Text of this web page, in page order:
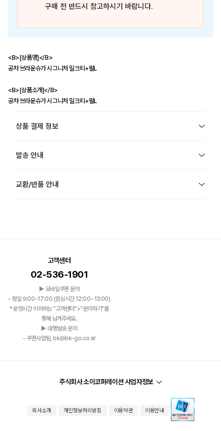
구매 전 반드시 참고하시기 바랍니다.
<B>[상품명]</B>
공차 브라운슈가 시그니처 밀크티+펄L
<B>[상품소개]</B>
공차 브라운슈가 시그니처 밀크티+펄L
상품 결제 정보
발송 안내
교환/반품 안내
고객센터
02-536-1901
▶ 모바일쿠폰 문의
- 평일 9:00-17:00 (점심시간 12:00~13:00)
*운영시간 이외에는 "고객센터">"문의하기"를
통해 남겨주세요.
▶ 대행발송 문의
- 쿠폰사업팀, bk@bk-go.co.kr
주식회사 소이코퍼레이션 사업자정보
회사소개 개인정보처리방침 이용약관 이용안내